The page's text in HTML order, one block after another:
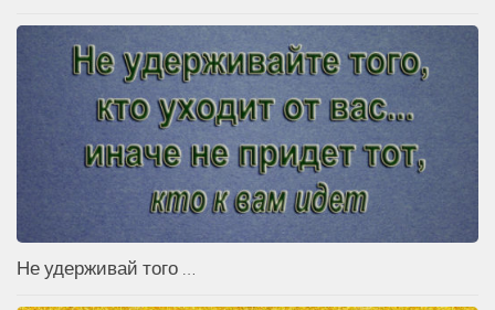
Не удерживай того …